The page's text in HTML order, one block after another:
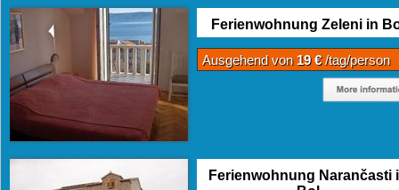
Ferienwohnung Zeleni in
Ausgehend von 19 €/tag/person
Ferienwohnung Narančasti